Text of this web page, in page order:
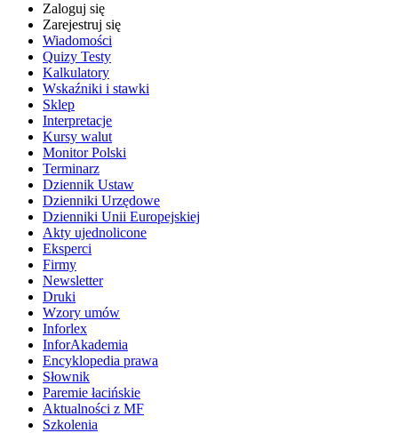
Zaloguj się
Zarejestruj się
Wiadomości
Quizy Testy
Kalkulatory
Wskaźniki i stawki
Sklep
Interpretacje
Kursy walut
Monitor Polski
Terminarz
Dziennik Ustaw
Dzienniki Urzędowe
Dzienniki Unii Europejskiej
Akty ujednolicone
Eksperci
Firmy
Newsletter
Druki
Wzory umów
Inforlex
InforAkademia
Encyklopedia prawa
Słownik
Paremie łacińskie
Aktualności z MF
Szkolenia